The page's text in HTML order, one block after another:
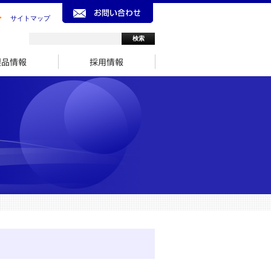
サイトマップ
製品情報 採用情報